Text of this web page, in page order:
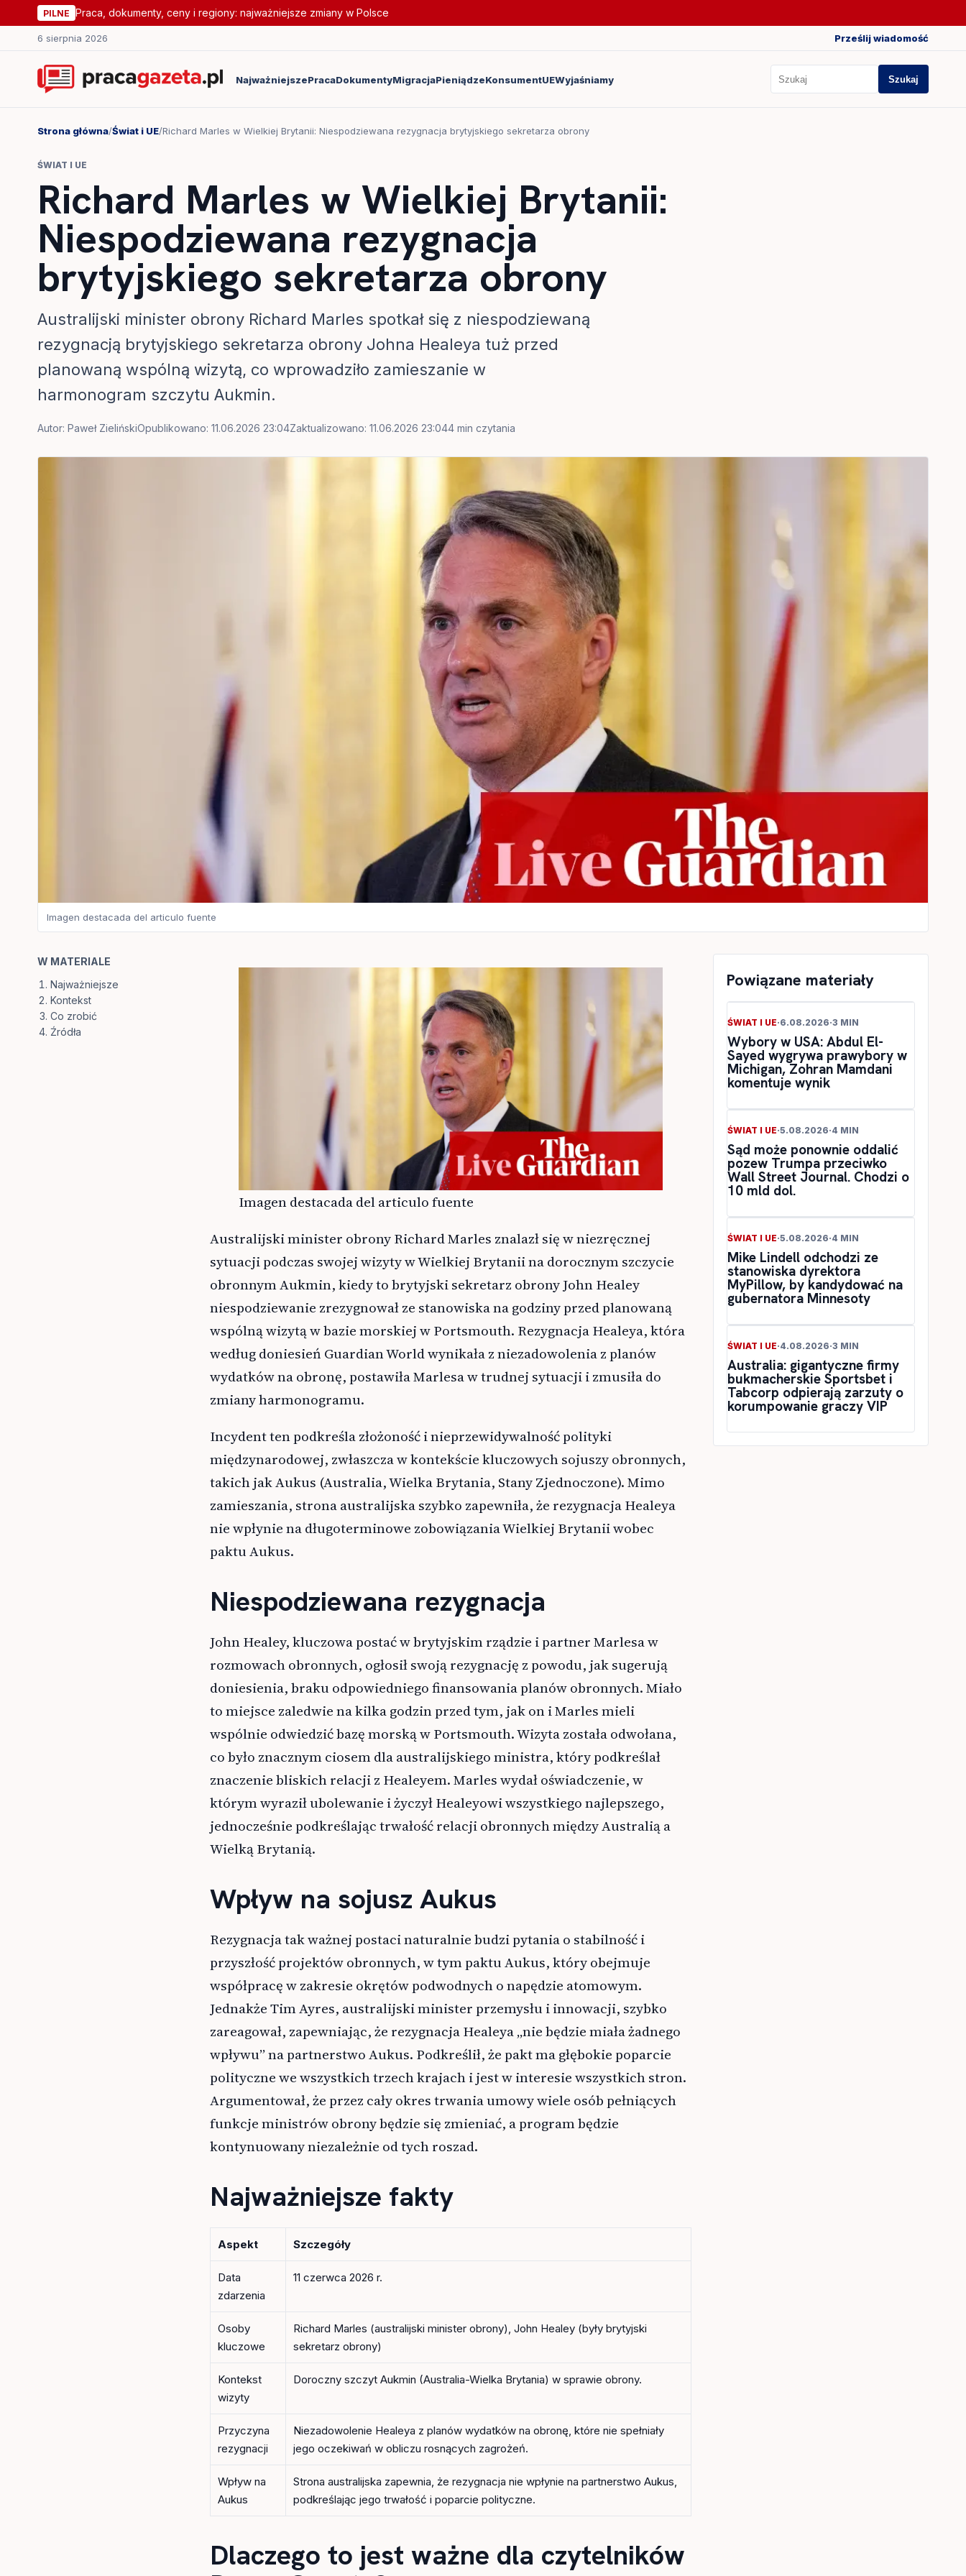
PILNE Praca, dokumenty, ceny i regiony: najważniejsze zmiany w Polsce
6 sierpnia 2026 Prześlij wiadomość
NajważniejszePracaDokumentyMigracjaPieniądzeKonsumentUEWyjaśniamy Szukaj
Szukaj
Strona główna/Świat i UE/Richard Marles w Wielkiej Brytanii: Niespodziewana rezygnacja brytyjskiego sekretarza obrony
ŚWIAT I UE
Richard Marles w Wielkiej Brytanii:
Niespodziewana rezygnacja
brytyjskiego sekretarza obrony
Australijski minister obrony Richard Marles spotkał się z niespodziewaną
rezygnacją brytyjskiego sekretarza obrony Johna Healeya tuż przed
planowaną wspólną wizytą, co wprowadziło zamieszanie w
harmonogram szczytu Aukmin.
Autor: Paweł ZielińskiOpublikowano: 11.06.2026 23:04Zaktualizowano: 11.06.2026 23:044 min czytania
Imagen destacada del articulo fuente
W MATERIALE
Najważniejsze
Kontekst
Co zrobić
Źródła
Imagen destacada del articulo fuente
Australijski minister obrony Richard Marles znalazł się w niezręcznej
sytuacji podczas swojej wizyty w Wielkiej Brytanii na dorocznym szczycie
obronnym Aukmin, kiedy to brytyjski sekretarz obrony John Healey
niespodziewanie zrezygnował ze stanowiska na godziny przed planowaną
wspólną wizytą w bazie morskiej w Portsmouth. Rezygnacja Healeya, która
według doniesień Guardian World wynikała z niezadowolenia z planów
wydatków na obronę, postawiła Marlesa w trudnej sytuacji i zmusiła do
zmiany harmonogramu.
Incydent ten podkreśla złożoność i nieprzewidywalność polityki
międzynarodowej, zwłaszcza w kontekście kluczowych sojuszy obronnych,
takich jak Aukus (Australia, Wielka Brytania, Stany Zjednoczone). Mimo
zamieszania, strona australijska szybko zapewniła, że rezygnacja Healeya
nie wpłynie na długoterminowe zobowiązania Wielkiej Brytanii wobec
paktu Aukus.
Niespodziewana rezygnacja
John Healey, kluczowa postać w brytyjskim rządzie i partner Marlesa w
rozmowach obronnych, ogłosił swoją rezygnację z powodu, jak sugerują
doniesienia, braku odpowiedniego finansowania planów obronnych. Miało
to miejsce zaledwie na kilka godzin przed tym, jak on i Marles mieli
wspólnie odwiedzić bazę morską w Portsmouth. Wizyta została odwołana,
co było znacznym ciosem dla australijskiego ministra, który podkreślał
znaczenie bliskich relacji z Healeyem. Marles wydał oświadczenie, w
którym wyraził ubolewanie i życzył Healeyowi wszystkiego najlepszego,
jednocześnie podkreślając trwałość relacji obronnych między Australią a
Wielką Brytanią.
Wpływ na sojusz Aukus
Rezygnacja tak ważnej postaci naturalnie budzi pytania o stabilność i
przyszłość projektów obronnych, w tym paktu Aukus, który obejmuje
współpracę w zakresie okrętów podwodnych o napędzie atomowym.
Jednakże Tim Ayres, australijski minister przemysłu i innowacji, szybko
zareagował, zapewniając, że rezygnacja Healeya „nie będzie miała żadnego
wpływu” na partnerstwo Aukus. Podkreślił, że pakt ma głębokie poparcie
polityczne we wszystkich trzech krajach i jest w interesie wszystkich stron.
Argumentował, że przez cały okres trwania umowy wiele osób pełniących
funkcje ministrów obrony będzie się zmieniać, a program będzie
kontynuowany niezależnie od tych roszad.
Najważniejsze fakty
Aspekt Szczegóły
Data
zdarzenia
11 czerwca 2026 r.
Osoby
kluczowe
Richard Marles (australijski minister obrony), John Healey (były brytyjski
sekretarz obrony)
Kontekst
wizyty
Doroczny szczyt Aukmin (Australia-Wielka Brytania) w sprawie obrony.
Przyczyna
rezygnacji
Niezadowolenie Healeya z planów wydatków na obronę, które nie spełniały
jego oczekiwań w obliczu rosnących zagrożeń.
Wpływ na
Aukus
Strona australijska zapewnia, że rezygnacja nie wpłynie na partnerstwo Aukus,
podkreślając jego trwałość i poparcie polityczne.
Dlaczego to jest ważne dla czytelników
Powiązane materiały
ŚWIAT I UE·6.08.2026·3 MIN
Wybory w USA: Abdul El-
Sayed wygrywa prawybory w
Michigan, Zohran Mamdani
komentuje wynik
ŚWIAT I UE·5.08.2026·4 MIN
Sąd może ponownie oddalić
pozew Trumpa przeciwko
Wall Street Journal. Chodzi o
10 mld dol.
ŚWIAT I UE·5.08.2026·4 MIN
Mike Lindell odchodzi ze
stanowiska dyrektora
MyPillow, by kandydować na
gubernatora Minnesoty
ŚWIAT I UE·4.08.2026·3 MIN
Australia: gigantyczne firmy
bukmacherskie Sportsbet i
Tabcorp odpierają zarzuty o
korumpowanie graczy VIP